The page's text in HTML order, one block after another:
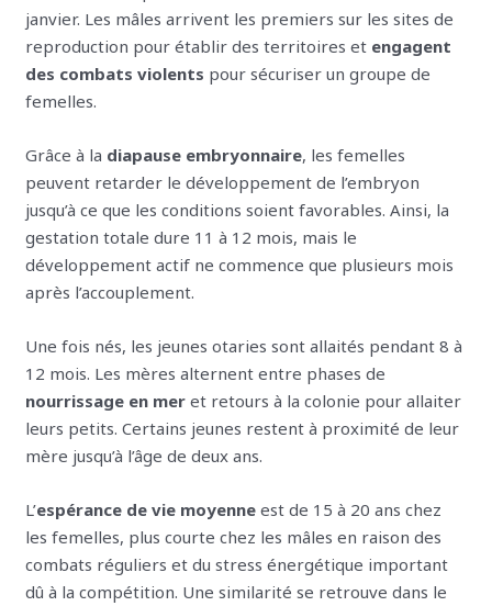
janvier. Les mâles arrivent les premiers sur les sites de
reproduction pour établir des territoires et engagent
des combats violents pour sécuriser un groupe de
femelles.
Grâce à la diapause embryonnaire, les femelles
peuvent retarder le développement de l’embryon
jusqu’à ce que les conditions soient favorables. Ainsi, la
gestation totale dure 11 à 12 mois, mais le
développement actif ne commence que plusieurs mois
après l’accouplement.
Une fois nés, les jeunes otaries sont allaités pendant 8 à
12 mois. Les mères alternent entre phases de
nourrissage en mer et retours à la colonie pour allaiter
leurs petits. Certains jeunes restent à proximité de leur
mère jusqu’à l’âge de deux ans.
L’espérance de vie moyenne est de 15 à 20 ans chez
les femelles, plus courte chez les mâles en raison des
combats réguliers et du stress énergétique important
dû à la compétition. Une similarité se retrouve dans le